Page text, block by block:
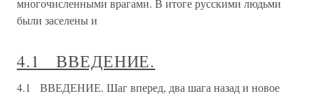
многочисленными врагами. В итоге русскими людьми
были заселены и
4.1 ВВЕДЕНИЕ.
4.1 ВВЕДЕНИЕ. Шаг вперед, два шага назад и новое